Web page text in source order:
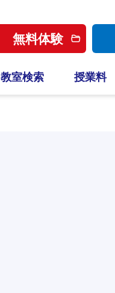
無料体験
教室検索 授業料